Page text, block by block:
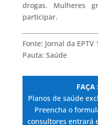
drogas. Mulheres
participar.
Fonte: Jornal da EPTV
Pauta: Saúde
FAÇA
Planos de saúde
Preencha o
consultores entrará